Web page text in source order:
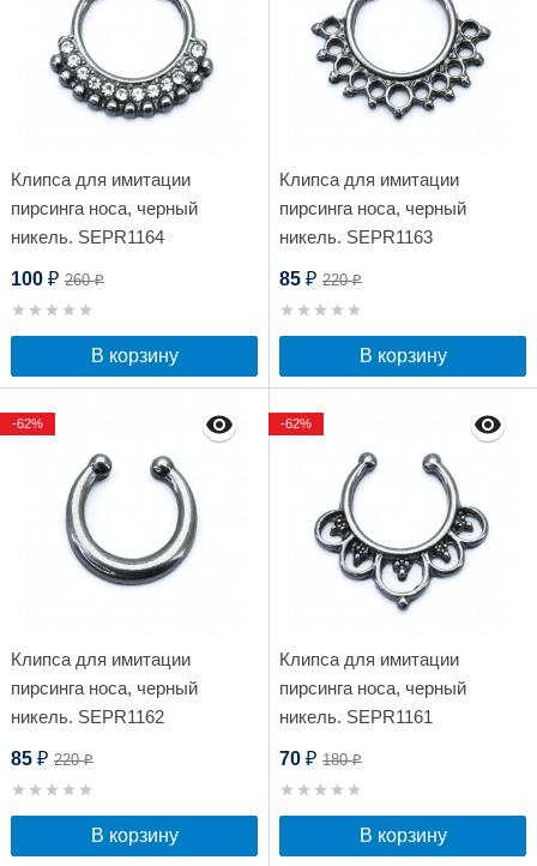
Клипса для имитации
пирсинга носа, черный
никель. SEPR1164
100 ₽ 260₽
В корзину
Клипса для имитации
пирсинга носа, черный
никель. SEPR1163
85 ₽ 220₽
В корзину
Клипса для имитации
пирсинга носа, черный
никель. SEPR1162
85 ₽ 220₽
В корзину
-62%
Клипса для имитации
пирсинга носа, черный
никель. SEPR1161
70 ₽ 180₽
В корзину
-62%